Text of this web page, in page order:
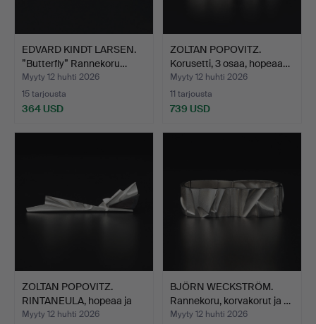
EDVARD KINDT LARSEN.
”Butterfly” Rannekoru…
Myyty 12 huhti 2026
15 tarjousta
364 USD
ZOLTAN POPOVITZ.
Korusetti, 3 osaa, hopeaa…
Myyty 12 huhti 2026
11 tarjousta
739 USD
ZOLTAN POPOVITZ.
RINTANEULA, hopeaa ja
spe…
Myyty 12 huhti 2026
BJÖRN WECKSTRÖM.
Rannekoru, korvakorut ja …
Myyty 12 huhti 2026